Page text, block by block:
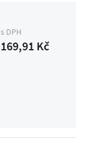
s DPH
169,91 Kč